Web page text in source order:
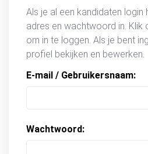
Als je al een kandidaten login
adres en wachtwoord in. Klik
om in te loggen. Als je bent
profiel bekijken en bewerken.
E-mail / Gebruikersnaam:
Wachtwoord: